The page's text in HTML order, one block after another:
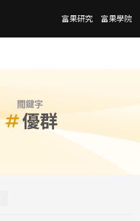
富果研究 富果學院
關鍵字
優群